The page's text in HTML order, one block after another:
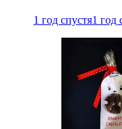
1 год спустя1 год